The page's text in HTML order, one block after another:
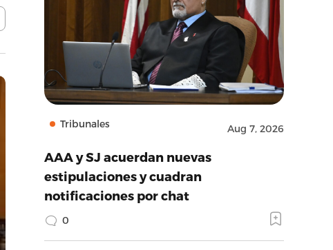
Tribunales Aug 7, 2026
AAA y SJ acuerdan nuevas
estipulaciones y cuadran
notificaciones por chat
0